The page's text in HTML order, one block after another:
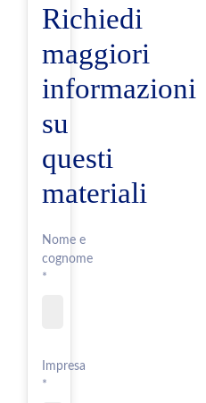
Richiedi
maggiori
informazioni
su
questi
materiali
Nome e
cognome
*
Impresa
*